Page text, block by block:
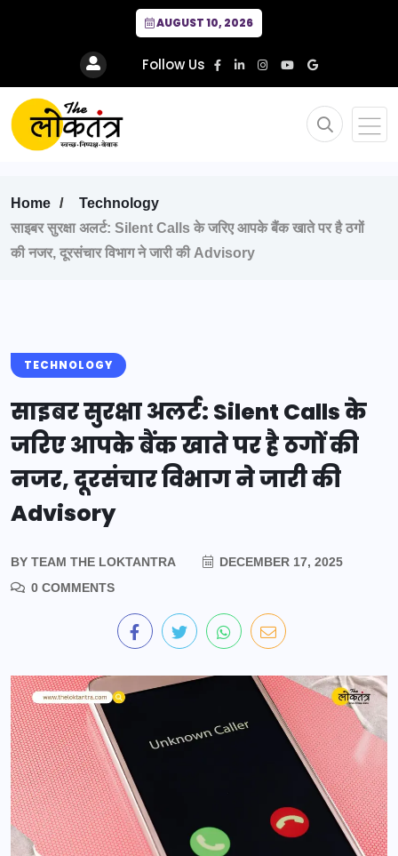
AUGUST 10, 2026
Follow Us
Home
Technology
साइबर सुरक्षा अलर्ट: Silent Calls के जरिए आपके बैंक खाते पर है ठगों
की नजर, दूरसंचार विभाग ने जारी की Advisory
TECHNOLOGY
साइबर सुरक्षा अलर्ट: Silent Calls के
जरिए आपके बैंक खाते पर है ठगों की
नजर, दूरसंचार विभाग ने जारी की
Advisory
BY TEAM THE LOKTANTRA
DECEMBER 17, 2025
0 COMMENTS